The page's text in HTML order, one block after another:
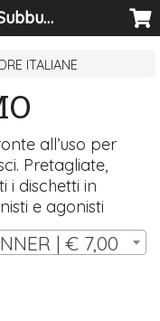
SUBBART, dove il Subbuteo diventa arte
ITALIANE
all’uso per
Pretagliate,
i dischetti in
e agonisti
| € 7,00